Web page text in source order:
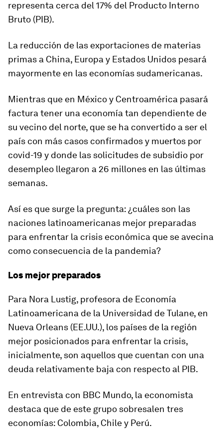
representa cerca del 17% del Producto Interno
Bruto (PIB).
La reducción de las exportaciones de materias
primas a China, Europa y Estados Unidos pesará
mayormente en las economías sudamericanas.
Mientras que en México y Centroamérica pasará
factura tener una economía tan dependiente de
su vecino del norte, que se ha convertido a ser el
país con más casos confirmados y muertos por
covid-19 y donde las solicitudes de subsidio por
desempleo llegaron a 26 millones en las últimas
semanas.
Así es que surge la pregunta: ¿cuáles son las
naciones latinoamericanas mejor preparadas
para enfrentar la crisis económica que se avecina
como consecuencia de la pandemia?
Los mejor preparados
Para Nora Lustig, profesora de Economía
Latinoamericana de la Universidad de Tulane, en
Nueva Orleans (EE.UU.), los países de la región
mejor posicionados para enfrentar la crisis,
inicialmente, son aquellos que cuentan con una
deuda relativamente baja con respecto al PIB.
En entrevista con BBC Mundo, la economista
destaca que de este grupo sobresalen tres
economías: Colombia, Chiley Perú.